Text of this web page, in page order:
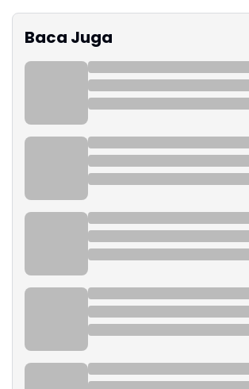
Baca Juga